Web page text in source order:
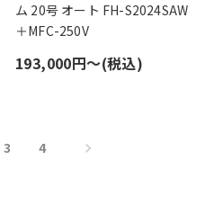
ム 20号 オート FH-S2024SAW
＋MFC-250V
193,000円〜(税込)
3 4